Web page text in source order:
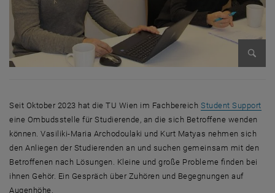
Seit Oktober 2023 hat die TU Wien im Fachbereich Student Support
eine Ombudsstelle für Studierende, an die sich Betroffene wenden
können. Vasiliki-Maria Archodoulaki und Kurt Matyas nehmen sich
den Anliegen der Studierenden an und suchen gemeinsam mit den
Betroffenen nach Lösungen. Kleine und große Probleme finden bei
ihnen Gehör. Ein Gespräch über Zuhören und Begegnungen auf
Augenhöhe.